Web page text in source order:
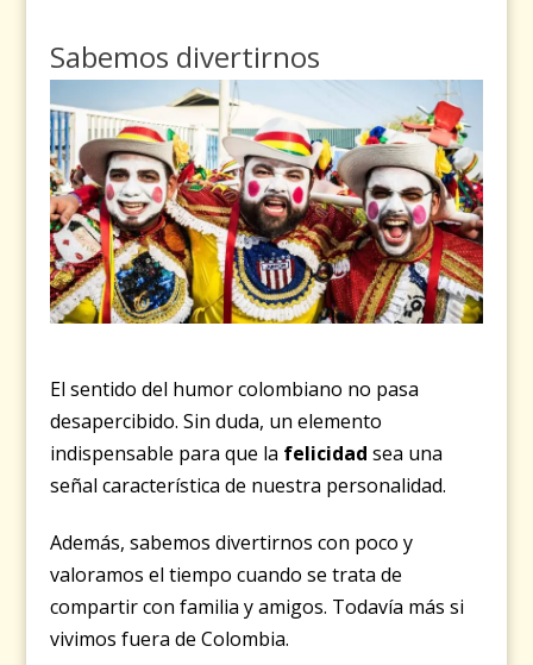
Sabemos divertirnos
El sentido del humor colombiano no pasa
desapercibido. Sin duda, un elemento
indispensable para que la felicidad sea una
señal característica de nuestra personalidad.
Además, sabemos divertirnos con poco y
valoramos el tiempo cuando se trata de
compartir con familia y amigos. Todavía más si
vivimos fuera de Colombia.